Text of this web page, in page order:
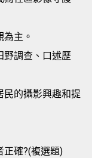
主。
野調查、口述歷
民的攝影興趣和提
正確?(複選題)